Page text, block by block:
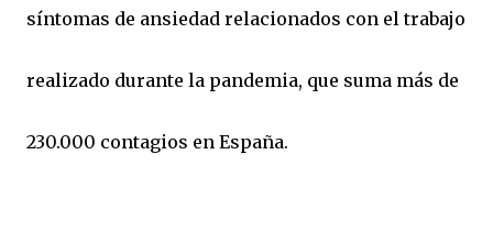
síntomas de ansiedad relacionados con el trabajo
realizado durante la pandemia, que suma más de
230.000 contagios en España.